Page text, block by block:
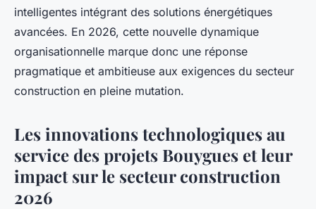
intelligentes intégrant des solutions énergétiques
avancées. En 2026, cette nouvelle dynamique
organisationnelle marque donc une réponse
pragmatique et ambitieuse aux exigences du secteur
construction en pleine mutation.
Les innovations technologiques au
service des projets Bouygues et leur
impact sur le secteur construction
2026